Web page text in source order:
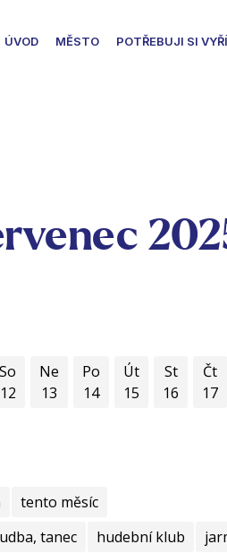
ÚVOD MĚSTO POTŘEBUJI SI
So
12
Ne
13
Po
14
Út
15
St
16
Čt
17
tento měsíc
tanec hudební klub